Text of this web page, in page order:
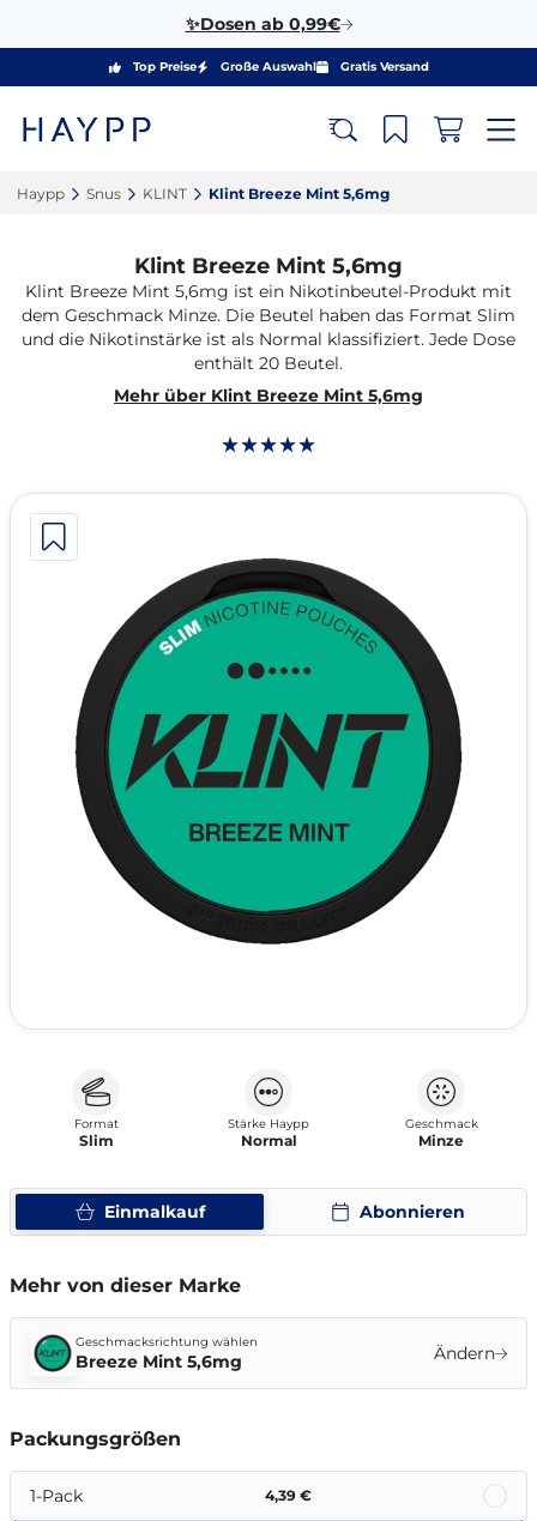
✨Dosen ab 0,99€
Top Preise Große Auswahl Gratis Versand
Haypp‎ Snus‎ KLINT‎ Klint Breeze Mint 5,6mg‎
Klint Breeze Mint 5,6mg
Klint Breeze Mint 5,6mg ist ein Nikotinbeutel-Produkt mit
dem Geschmack Minze. Die Beutel haben das Format Slim
und die Nikotinstärke ist als Normal klassifiziert. Jede Dose
enthält 20 Beutel.
Mehr über Klint Breeze Mint 5,6mg
Einmalkauf Abonnieren
Format
Slim
Stärke Haypp
Normal
Geschmack
Minze
Mehr von dieser Marke
Geschmacksrichtung wählen
Breeze Mint 5,6mg Ändern
Packungsgrößen
1-Pack 4,39 €